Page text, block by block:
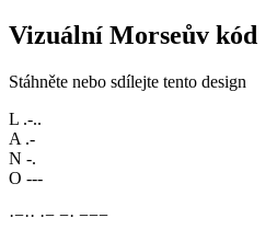
Vizuální Morseův kód
Stáhněte nebo sdílejte tento design
L .-..
A .-
N -.
O ---
·−·· ·− −· −−−